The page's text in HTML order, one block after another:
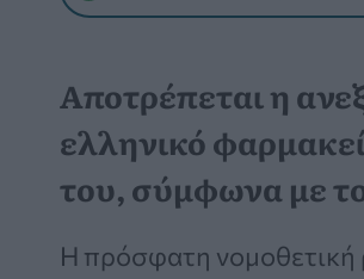
Αποτρέπεται η
ελληνικό
του, σύμφωνα με
Η πρόσφατη νομοθετική